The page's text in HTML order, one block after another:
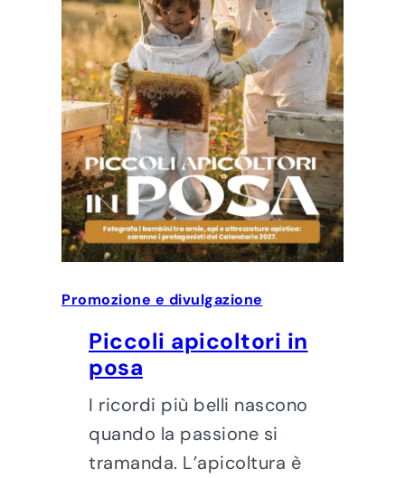
Promozione e divulgazione
Piccoli apicoltori in
posa
I ricordi più belli nascono
quando la passione si
tramanda. L’apicoltura è